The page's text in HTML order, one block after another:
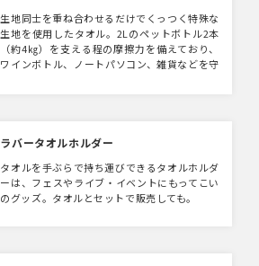
生地同士を重ね合わせるだけでくっつく特殊な
生地を使用したタオル。2Lのペットボトル2本
（約4㎏）を支える程の摩擦力を備えており、
ワインボトル、ノートパソコン、雑貨などを守
ジナル性の高い商品です。ノベルティなどに最
ラバータオルホルダー
タオルを手ぶらで持ち運びできるタオルホルダ
ーは、フェスやライブ・イベントにもってこい
のグッズ。タオルとセットで販売しても。